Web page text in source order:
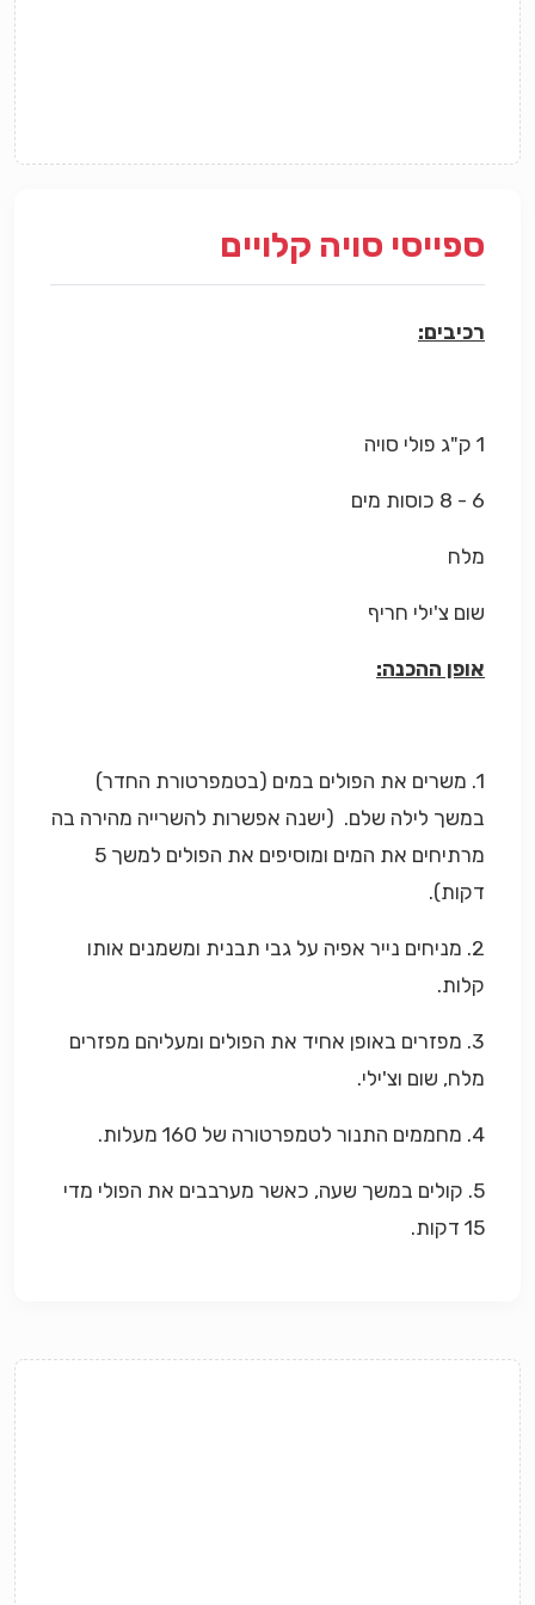
ספייסי סויה קלויים
רכיבים:
1 ק"ג פולי סויה
6 - 8 כוסות מים
מלח
שום צ'ילי חריף
אופן ההכנה:
1. משרים את הפולים במים (בטמפרטורת החדר)
במשך לילה שלם. (ישנה אפשרות להשרייה מהירה בה
מרתיחים את המים ומוסיפים את הפולים למשך 5
דקות).
2. מניחים נייר אפיה על גבי תבנית ומשמנים אותו
קלות.
3. מפזרים באופן אחיד את הפולים ומעליהם מפזרים
מלח, שום וצ'ילי.
4. מחממים התנור לטמפרטורה של 160 מעלות.
5. קולים במשך שעה, כאשר מערבבים את הפולי מדי
15 דקות.